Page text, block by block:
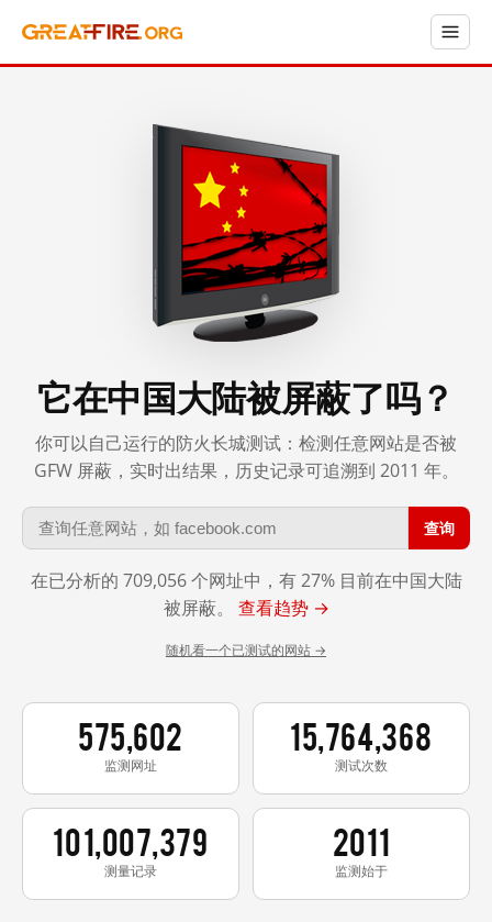
它在中国大陆被屏蔽了吗？
你可以自己运行的防火长城测试：检测任意网站是否被
GFW 屏蔽，实时出结果，历史记录可追溯到 2011 年。
查询
在已分析的 709,056 个网址中，有 27% 目前在中国大陆
被屏蔽。 查看趋势 →
随机看一个已测试的网站 →
575,602
监测网址
15,764,368
测试次数
101,007,379
测量记录
2011
监测始于